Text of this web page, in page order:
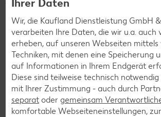
aufrunden und/oder ihren Pfandbon
soziale Organisation aus ihrer Region zu
So stärken wir gemeinsam das
Engagement vor Ort – für eine
direkt vor der Haustür. Also, mitmachen!
zählt!
Ihrer Daten
Wir, die Kaufland Dienstleistung GmbH &
verarbeiten Ihre Daten, die wir u.a. auch
erheben, auf unseren Webseiten mittels
Techniken, mit denen eine Speicherung
auf Informationen in Ihrem Endgerät
Diese sind teilweise technisch
mit Ihrer Zustimmung - auch durch
separat oder gemeinsam
komfortable Webseiteneinstellungen,